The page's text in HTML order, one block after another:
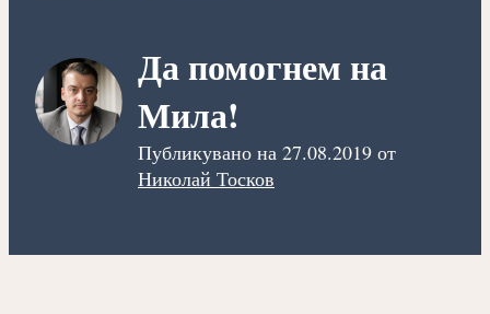
Да помогнем на
Мила!
Публикувано на 27.08.2019 от
Николай Тосков